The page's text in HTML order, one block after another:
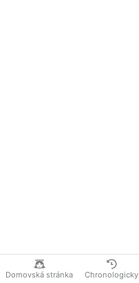
Domovská stránka Chronologicky